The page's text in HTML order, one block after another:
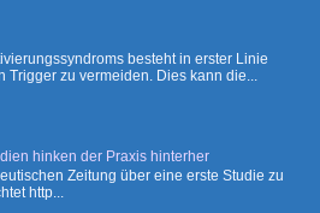
besteht in erster Linie
Trigger zu vermeiden. Dies kann die...
hinken der Praxis hinterher
Zeitung über eine erste Studie zu
http...